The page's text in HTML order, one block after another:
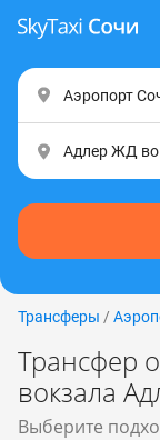
Трансферы /
Трансфер
вокзала
Выберите